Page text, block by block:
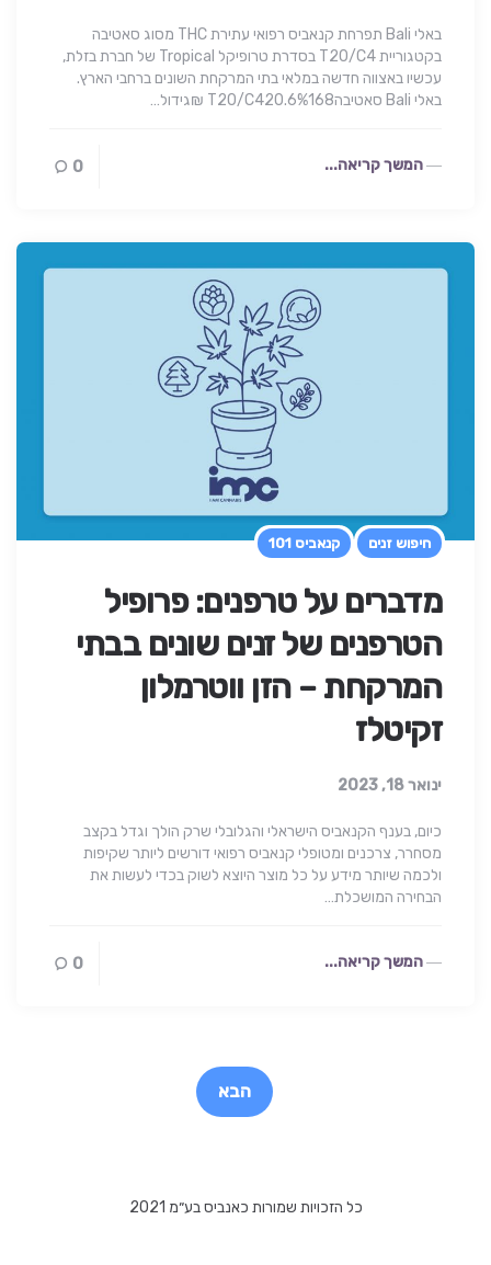
באלי Bali תפרחת קנאביס רפואי עתירת THC מסוג סאטיבה
בקטגוריית T20/C4 בסדרת טרופיקל Tropical של חברת בזלת,
עכשיו באצווה חדשה במלאי בתי המרקחת השונים ברחבי הארץ.
באלי Bali סאטיבהT20/C420.6%168 ₪גידול…
המשך קריאה... 0
חיפוש זנים קנאביס 101
מדברים על טרפנים: פרופיל
הטרפנים של זנים שונים בבתי
המרקחת – הזן ווטרמלון
זקיטלז
ינואר 18, 2023
כיום, בענף הקנאביס הישראלי והגלובלי שרק הולך וגדל בקצב
מסחרר, צרכנים ומטופלי קנאביס רפואי דורשים ליותר שקיפות
ולכמה שיותר מידע על כל מוצר היוצא לשוק בכדי לעשות את
הבחירה המושכלת…
המשך קריאה... 0
הבא
כל הזכויות שמורות כאנביס בע״מ 2021